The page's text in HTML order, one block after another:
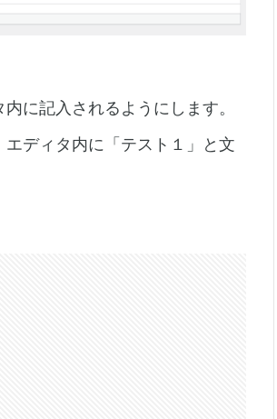
に記入されるようにします。
ディタ内に「テスト１」と文